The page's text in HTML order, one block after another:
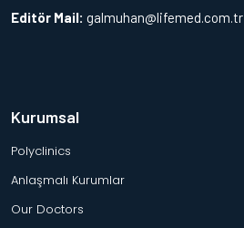
Editör Mail: galmuhan@lifemed.com.tr
Kurumsal
Polyclinics
Anlaşmalı Kurumlar
Our Doctors